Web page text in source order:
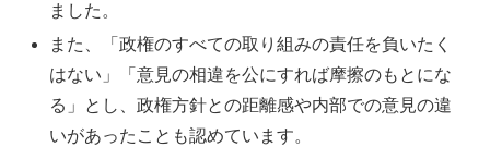
ました。
また、「政権のすべての取り組みの責任を負いたく
はない」「意見の相違を公にすれば摩擦のもとにな
る」とし、政権方針との距離感や内部での意見の違
いがあったことも認めています。